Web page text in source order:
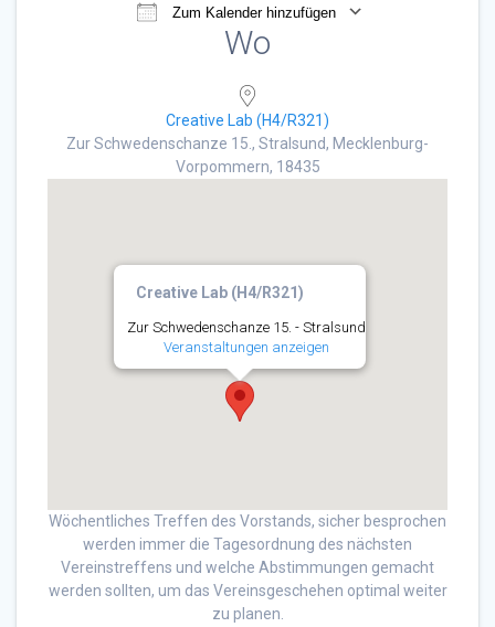
Zum Kalender hinzufügen
ICS herunterladenWo
Creative Lab (H4/R321)
Zur Schwedenschanze 15., Stralsund, Mecklenburg-
Vorpommern, 18435
Creative Lab (H4/R321)
Zur Schwedenschanze 15. - Stralsund
Veranstaltungen anzeigen
Wöchentliches Treffen des Vorstands, sicher besprochen
werden immer die Tagesordnung des nächsten
Vereinstreffens und welche Abstimmungen gemacht
werden sollten, um das Vereinsgeschehen optimal weiter
zu planen.